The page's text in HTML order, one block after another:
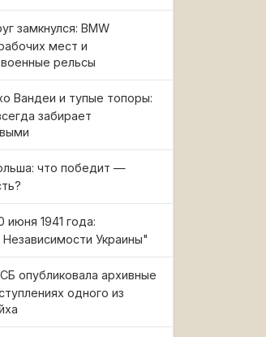
замкнулся: BMW
мест и
рельсы
Вандеи и тупые топоры:
забирает
что победит —
июня 1941 года:
Украины"
опубликовала архивные
одного из